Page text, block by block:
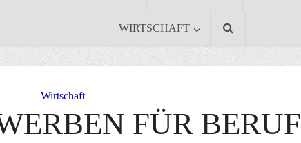
WIRTSCHAFT
Wirtschaft
FÜR BERUF